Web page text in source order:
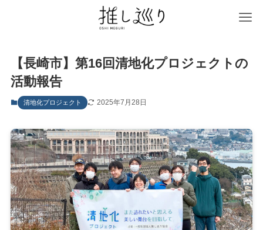
【長崎市】第16回清地化プロジェクトの
活動報告
清地化プロジェクト 2025年7月28日